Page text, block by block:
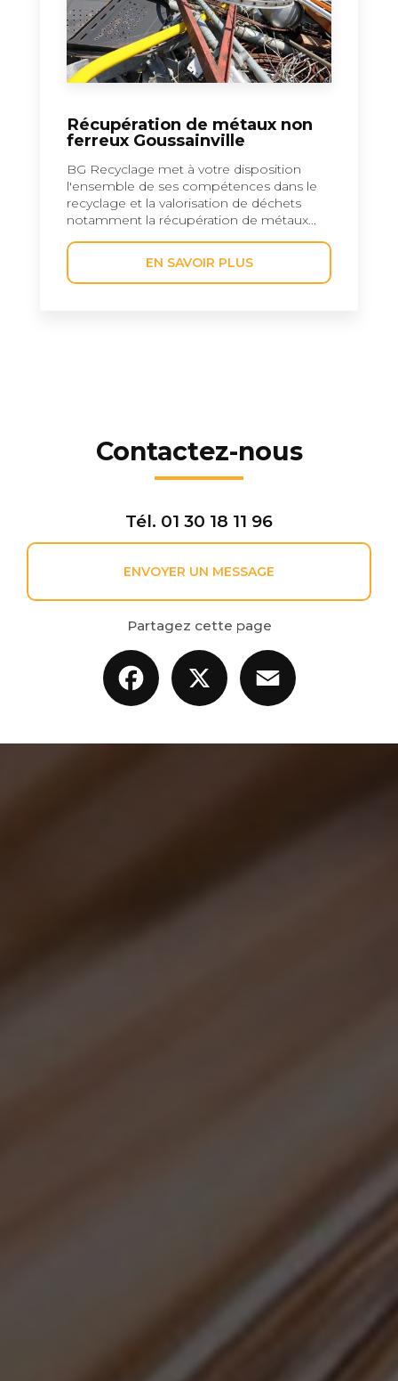
Récupération de métaux non
ferreux Goussainville
BG Recyclage met à votre disposition
l'ensemble de ses compétences dans le
recyclage et la valorisation de déchets
notamment la récupération de métaux...
EN SAVOIR PLUS
Contactez-nous
Tél. 01 30 18 11 96
ENVOYER UN MESSAGE
Partagez cette page
Facebook